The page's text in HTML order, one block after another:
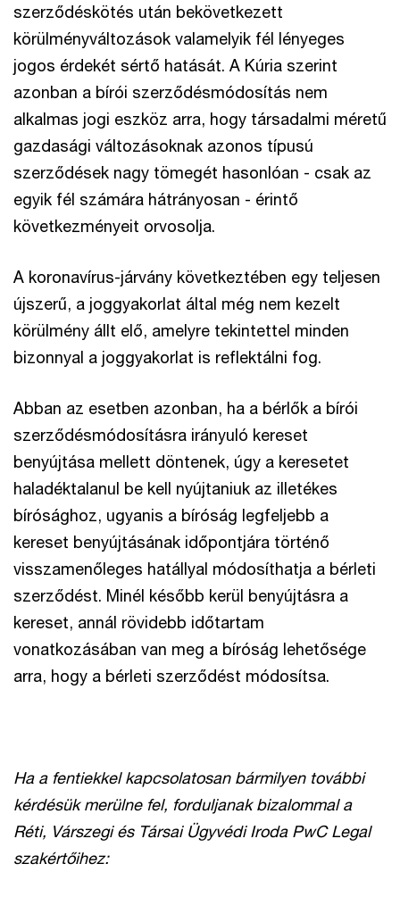
szerződéskötés után bekövetkezett
körülményváltozások valamelyik fél lényeges
jogos érdekét sértő hatását. A Kúria szerint
azonban a bírói szerződésmódosítás nem
alkalmas jogi eszköz arra, hogy társadalmi méretű
gazdasági változásoknak azonos típusú
szerződések nagy tömegét hasonlóan - csak az
egyik fél számára hátrányosan - érintő
következményeit orvosolja.
A koronavírus-járvány következtében egy teljesen
újszerű, a joggyakorlat által még nem kezelt
körülmény állt elő, amelyre tekintettel minden
bizonnyal a joggyakorlat is reflektálni fog.
Abban az esetben azonban, ha a bérlők a bírói
szerződésmódosításra irányuló kereset
benyújtása mellett döntenek, úgy a keresetet
haladéktalanul be kell nyújtaniuk az illetékes
bírósághoz, ugyanis a bíróság legfeljebb a
kereset benyújtásának időpontjára történő
visszamenőleges hatállyal módosíthatja a bérleti
szerződést. Minél később kerül benyújtásra a
kereset, annál rövidebb időtartam
vonatkozásában van meg a bíróság lehetősége
arra, hogy a bérleti szerződést módosítsa.
Ha a fentiekkel kapcsolatosan bármilyen további
kérdésük merülne fel, forduljanak bizalommal a
Réti, Várszegi és Társai Ügyvédi Iroda PwC Legal
szakértőihez: